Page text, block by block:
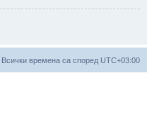
Всички времена са според UTC+03:00